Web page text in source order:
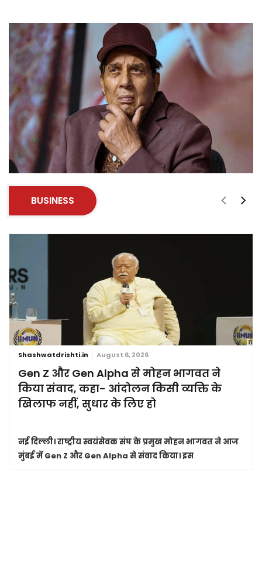
BUSINESS
Shashwatdrishti.in August 6, 2026
Gen Z और Gen Alpha से मोहन भागवत ने
किया संवाद, कहा- आंदोलन किसी व्यक्ति के
खिलाफ नहीं, सुधार के लिए हो
नई दिल्ली।राष्ट्रीय स्वयंसेवक संघ के प्रमुख मोहन भागवत ने आज
मुंबई में Gen Z और Gen Alpha से संवाद किया। इस